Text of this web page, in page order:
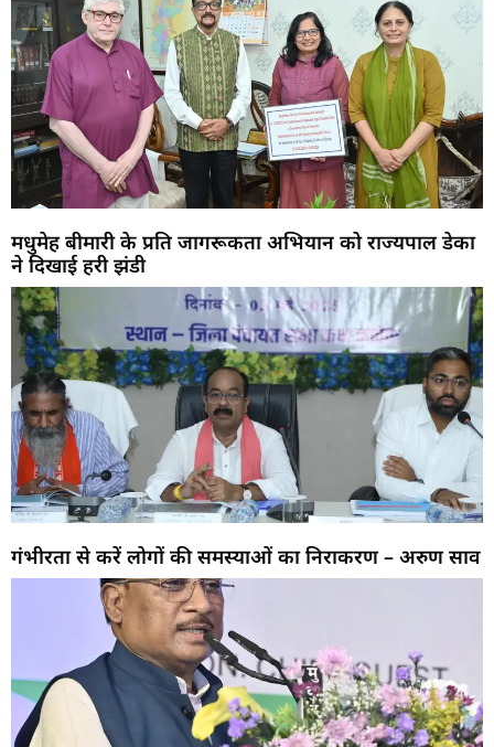
मधुमेह बीमारी के प्रति जागरूकता अभियान को राज्यपाल डेका
ने दिखाई हरी झंडी
गंभीरता से करें लोगों की समस्याओं का निराकरण – अरुण साव